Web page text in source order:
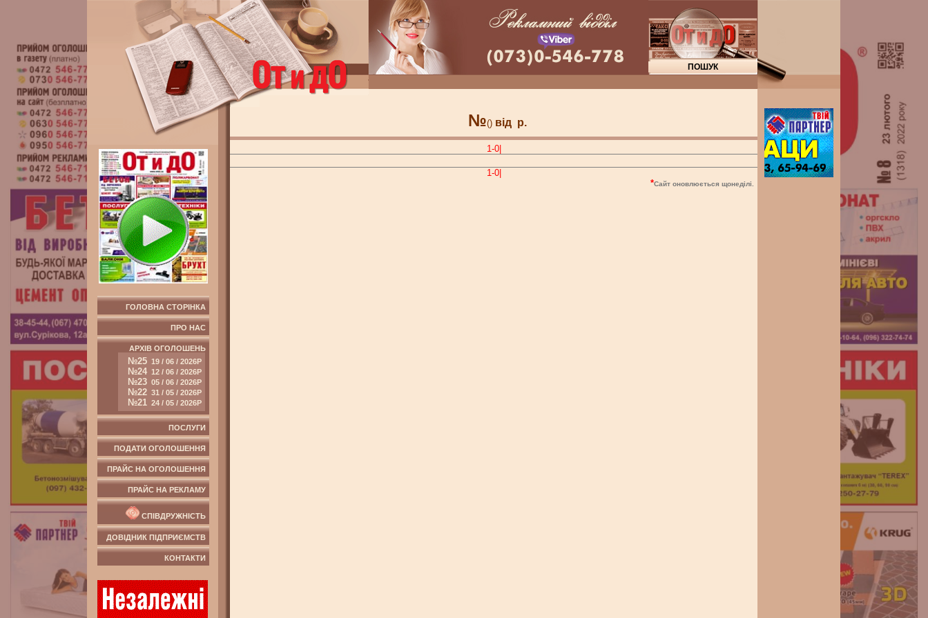
ГОЛОВНА СТОРІНКА
ПРО НАС
АРХІВ ОГОЛОШЕНЬ
№25 19 / 06 / 2026Р
№24 12 / 06 / 2026Р
№23 05 / 06 / 2026Р
№22 31 / 05 / 2026Р
№21 24 / 05 / 2026Р
ПОСЛУГИ
ПОДАТИ ОГОЛОШЕННЯ
ПРАЙС НА ОГОЛОШЕННЯ
ПРАЙС НА РЕКЛАМУ
СПІВДРУЖНІСТЬ
ДОВІДНИК ПІДПРИЄМСТВ
КОНТАКТИ
№() від р.
1-0|
1-0|
*Сайт оновлюється щонеділі.